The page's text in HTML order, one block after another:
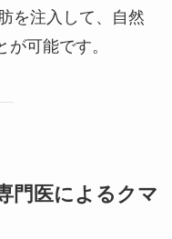
を注入して、自然
可能です。
門医によるクマ